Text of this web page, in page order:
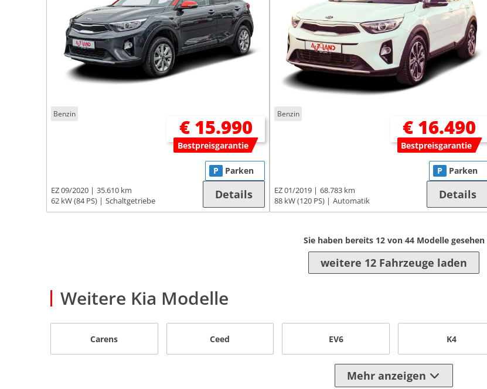
Benzin
€ 15.990
Bestpreisgarantie
EZ 09/2020
35.610 km
62 kW (84 PS)
Schaltgetriebe
P Parken
Details
Benzin
€ 16.490
Bestpreisgarantie
EZ 01/2019
68.783 km
88 kW (120 PS)
Automatik
P Parken
Details
Sie haben bereits 12von 44Modelle gesehen
weitere 12 Fahrzeuge laden
Weitere Kia Modelle
Carens Ceed EV6 K4
Mehr anzeigen